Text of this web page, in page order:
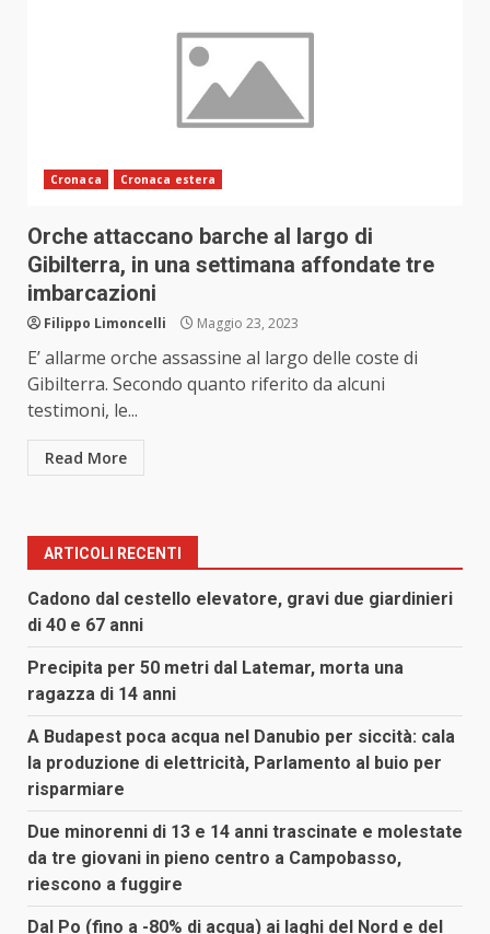
Cronaca Cronaca estera
Orche attaccano barche al largo di
Gibilterra, in una settimana affondate tre
imbarcazioni
Filippo Limoncelli Maggio 23, 2023
E’ allarme orche assassine al largo delle coste di
Gibilterra. Secondo quanto riferito da alcuni
testimoni, le...
Read More
ARTICOLI RECENTI
Cadono dal cestello elevatore, gravi due giardinieri
di 40 e 67 anni
Precipita per 50 metri dal Latemar, morta una
ragazza di 14 anni
A Budapest poca acqua nel Danubio per siccità: cala
la produzione di elettricità, Parlamento al buio per
risparmiare
Due minorenni di 13 e 14 anni trascinate e molestate
da tre giovani in pieno centro a Campobasso,
riescono a fuggire
Dal Po (fino a -80% di acqua) ai laghi del Nord e del